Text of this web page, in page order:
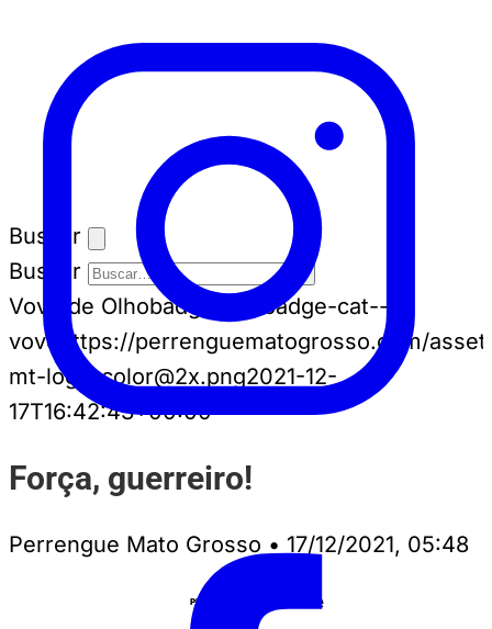
Buscar
Buscar
Vovô de Olhobadge-cat badge-cat--
vovo
https://perrenguematogrosso.com/
mt-logo-color@2x.png2021-12-
17T16:42:43+00:00
Força, guerreiro!
Perrengue Mato Grosso • 17/12/2021, 05:48
PUBLICIDADE Anuncie